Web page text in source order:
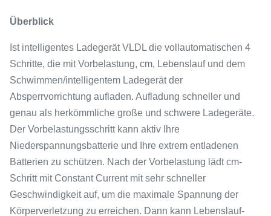
Überblick
Ist intelligentes Ladegerät VLDL die vollautomatischen 4
Schritte, die mit Vorbelastung, cm, Lebenslauf und dem
Schwimmen/intelligentem Ladegerät der
Absperrvorrichtung aufladen. Aufladung schneller und
genau als herkömmliche große und schwere Ladegeräte.
Der Vorbelastungsschritt kann aktiv Ihre
Niederspannungsbatterie und Ihre extrem entladenen
Batterien zu schützen. Nach der Vorbelastung lädt cm-
Schritt mit Constant Current mit sehr schneller
Geschwindigkeit auf, um die maximale Spannung der
Körperverletzung zu erreichen. Dann kann Lebenslauf-